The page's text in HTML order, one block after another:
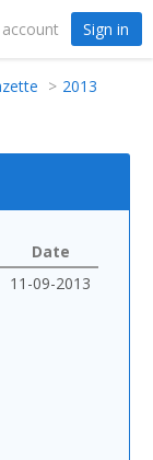
Sign in
2013
Date
11-09-2013